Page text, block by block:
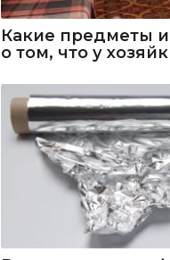
Какие предметы
о том, что у